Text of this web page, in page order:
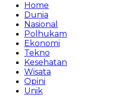
Home
Dunia
Nasional
Polhukam
Ekonomi
Tekno
Kesehatan
Wisata
Opini
Unik